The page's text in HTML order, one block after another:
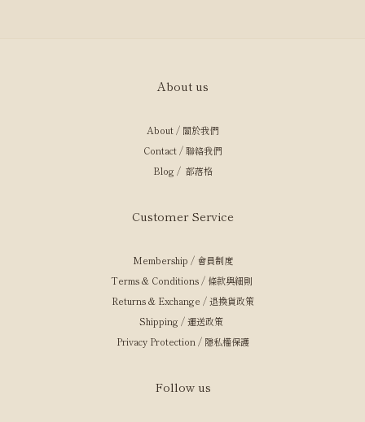
About us
About / 關於我們
Contact / 聯絡我們
Blog / 部落格
Customer Service
Membership / 會員制度
Terms & Conditions / 條款與細則
Returns & Exchange / 退換貨政策
Shipping / 運送政策
Privacy Protection / 隱私權保護
Follow us